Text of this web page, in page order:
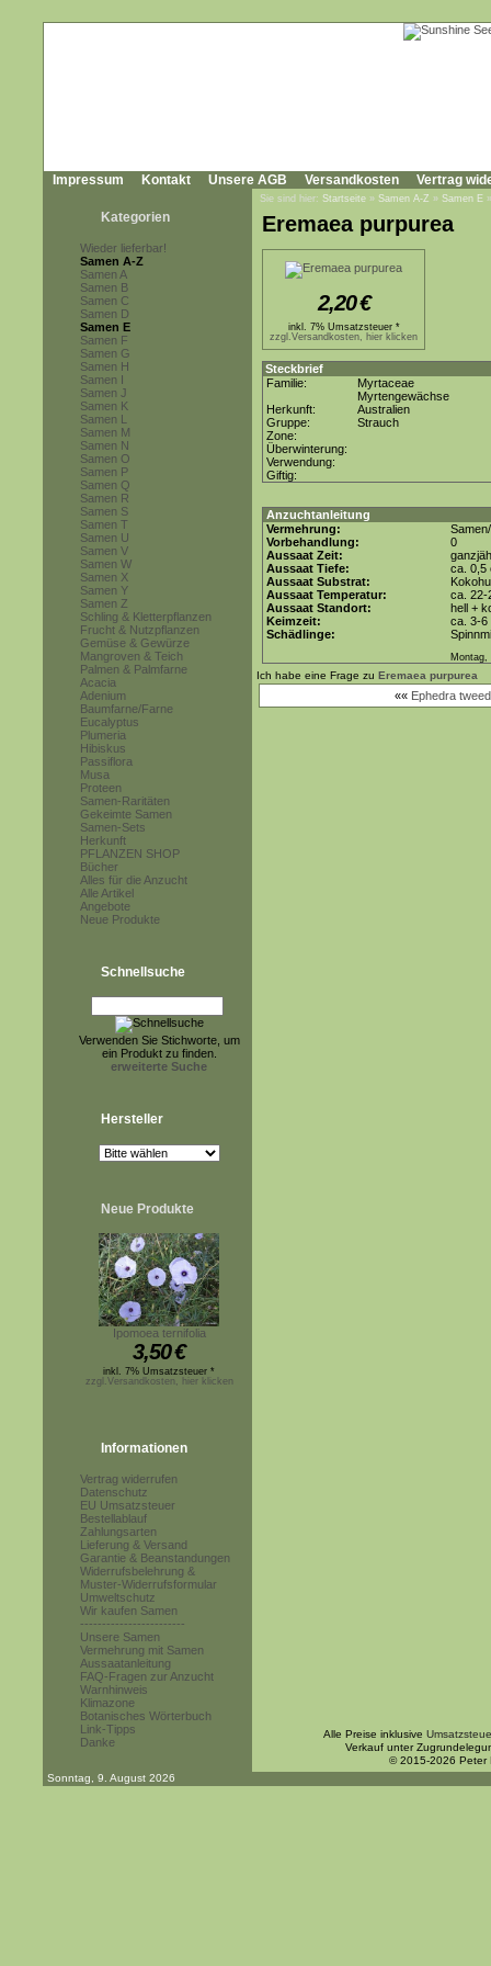
Impressum Kontakt Unsere AGB Versandkosten Vertrag
Kategorien
Wieder lieferbar!
Samen A-Z
Samen A
Samen B
Samen C
Samen D
Samen E
Samen F
Samen G
Samen H
Samen I
Samen J
Samen K
Samen L
Samen M
Samen N
Samen O
Samen P
Samen Q
Samen R
Samen S
Samen T
Samen U
Samen V
Samen W
Samen X
Samen Y
Samen Z
Schling & Kletterpflanzen
Frucht & Nutzpflanzen
Gemüse & Gewürze
Mangroven & Teich
Palmen & Palmfarne
Acacia
Adenium
Baumfarne/Farne
Eucalyptus
Plumeria
Hibiskus
Passiflora
Musa
Proteen
Samen-Raritäten
Gekeimte Samen
Samen-Sets
Herkunft
PFLANZEN SHOP
Bücher
Alles für die Anzucht
Alle Artikel
Angebote
Neue Produkte
Schnellsuche
Verwenden Sie Stichworte, um
ein Produkt zu finden.
erweiterte Suche
Hersteller
Neue Produkte
Ipomoea ternifolia
3,50€
inkl. 7% Umsatzsteuer *
zzgl.Versandkosten, hier klicken
Informationen
Vertrag widerrufen
Datenschutz
EU Umsatzsteuer
Bestellablauf
Zahlungsarten
Lieferung & Versand
Garantie & Beanstandungen
Widerrufsbelehrung &
Muster-Widerrufsformular
Umweltschutz
Wir kaufen Samen
------------------------
Unsere Samen
Vermehrung mit Samen
Aussaatanleitung
FAQ-Fragen zur Anzucht
Warnhinweis
Klimazone
Botanisches Wörterbuch
Link-Tipps
Danke
Sie sind hier: Startseite » Samen A-Z » Samen E
Eremaea purpurea
2,20€
inkl. 7% Umsatzsteuer *
zzgl.Versandkosten, hier klicken
Steckbrief
Familie:
Myrtaceae
Myrtengewächse
Herkunft:
Australien
Gruppe:
Strauch
Zone:
Überwinterung:
Verwendung:
Giftig:
Anzuchtanleitung
Vermehrung:
Vorbehandlung:
0
Aussaat Zeit:
Aussaat Tiefe:
ca. 0,5
Aussaat Substrat:
Aussaat Temperatur:
ca. 22-
Aussaat Standort:
hell +
Keimzeit:
ca. 3-6
Schädlinge:
Montag,
Ich habe eine Frage zu Eremaea purpurea
«« Ephedra
Alle Preise inklusive
Verkauf unter
© 2015-2026 Peter
Sonntag, 9. August 2026